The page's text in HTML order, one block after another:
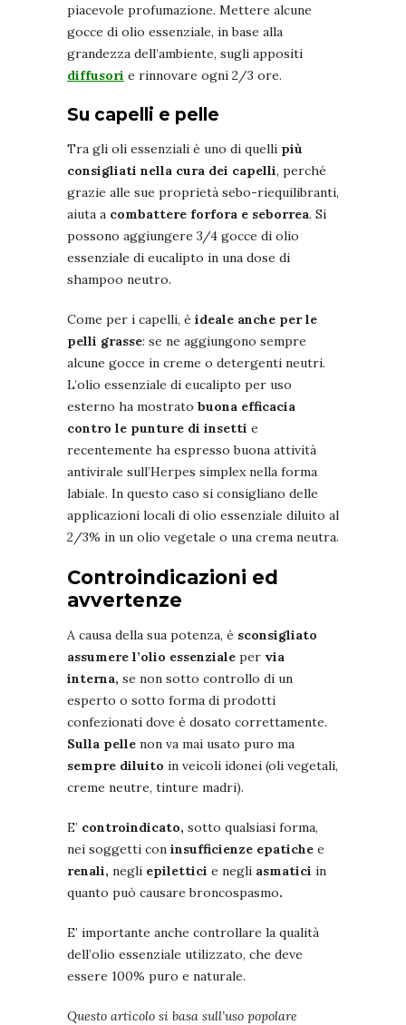
piacevole profumazione. Mettere alcune
gocce di olio essenziale, in base alla
grandezza dell’ambiente, sugli appositi
diffusori e rinnovare ogni 2/3 ore.
Su capelli e pelle
Tra gli oli essenziali è uno di quelli più
consigliati nella cura dei capelli, perché
grazie alle sue proprietà sebo-riequilibranti,
aiuta a combattere forfora e seborrea. Si
possono aggiungere 3/4 gocce di olio
essenziale di eucalipto in una dose di
shampoo neutro.
Come per i capelli, è ideale anche per le
pelli grasse: se ne aggiungono sempre
alcune gocce in creme o detergenti neutri.
L’olio essenziale di eucalipto per uso
esterno ha mostrato buona efficacia
contro le punture di insetti e
recentemente ha espresso buona attività
antivirale sull’Herpes simplex nella forma
labiale. In questo caso si consigliano delle
applicazioni locali di olio essenziale diluito al
2/3% in un olio vegetale o una crema neutra.
Controindicazioni ed
avvertenze
A causa della sua potenza, è sconsigliato
assumere l’olio essenziale per via
interna, se non sotto controllo di un
esperto o sotto forma di prodotti
confezionati dove è dosato correttamente.
Sulla pelle non va mai usato puro ma
sempre diluito in veicoli idonei (oli vegetali,
creme neutre, tinture madri).
E’ controindicato, sotto qualsiasi forma,
nei soggetti con insufficienze epatiche e
renali, negli epilettici e negli asmatici in
quanto può causare broncospasmo.
E’ importante anche controllare la qualità
dell’olio essenziale utilizzato, che deve
essere 100% puro e naturale.
Questo articolo si basa sull’uso popolare